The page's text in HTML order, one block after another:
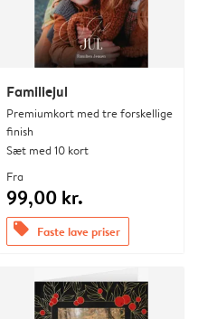
Familiejul
Premiumkort med tre forskellige
finish
Sæt med 10 kort
Fra
99,00 kr.
offers Faste lave priser